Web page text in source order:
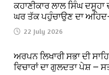
ਕਹਾਣੀਕਾਰ ਲਾਲ ਸਿੰਘ
ਘਰ ਤੱਕ ਪਹੁੰਚਾਉਣ ਦਾ
22 July 2026
ਅਰਪਨ ਲਿਖਾਰੀ ਸਭਾ ਦੀ
ਵਿਚਾਰਾਂ ਦਾ ਗੁਲਦਤਾ ਪੇਸ਼ —